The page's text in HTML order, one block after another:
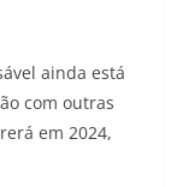
ainda está
com outras
em 2024,